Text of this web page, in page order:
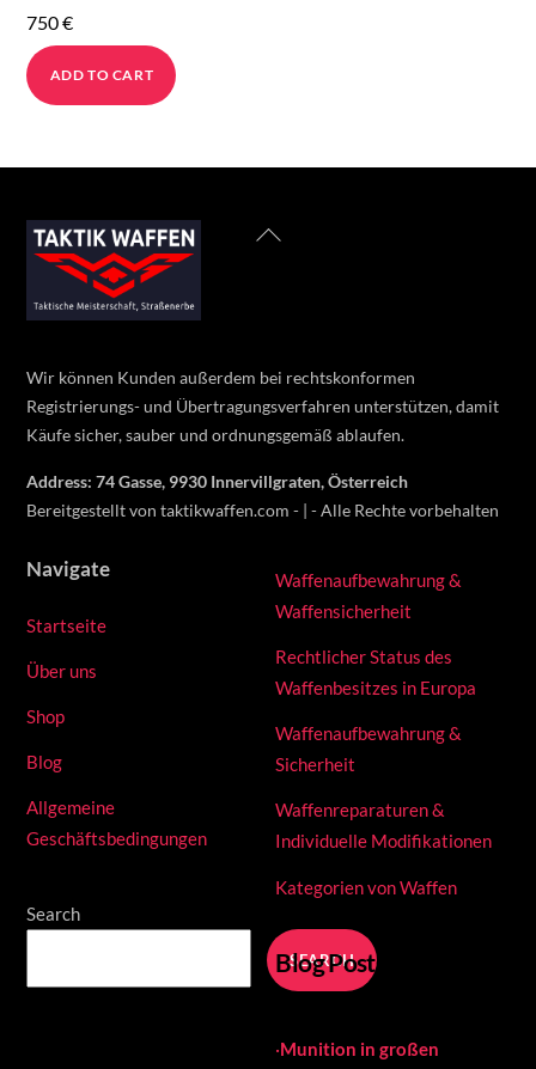
750€
ADD TO CART
Back
Wir können Kunden außerdem bei rechtskonformen
Registrierungs- und Übertragungsverfahren unterstützen, damit
Käufe sicher, sauber und ordnungsgemäß ablaufen.
Address: 74 Gasse, 9930 Innervillgraten, Österreich
Bereitgestellt von taktikwaffen.com - | - Alle Rechte vorbehalten
Navigate
Startseite
Über uns
Shop
Blog
Allgemeine
Geschäftsbedingungen
Search
SEARCH
Waffenaufbewahrung &
Waffensicherheit
Rechtlicher Status des
Waffenbesitzes in Europa
Waffenaufbewahrung &
Sicherheit
Waffenreparaturen &
Individuelle Modifikationen
Kategorien von Waffen
Blog Posts
·Munition in großen